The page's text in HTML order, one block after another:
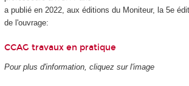
a publié en 2022, aux éditions du Moniteur, la 5e
de l'ouvrage:
CCAG travaux en pratique
Pour plus d'information, cliquez sur l'image